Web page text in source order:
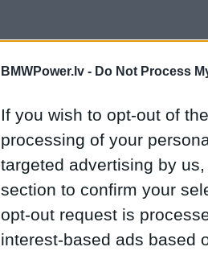
BMWPower.lv - Do Not Process
If you wish to opt-out of
processing of your
targeted advertising by
section to confirm your
opt-out request is
interest-based ads based